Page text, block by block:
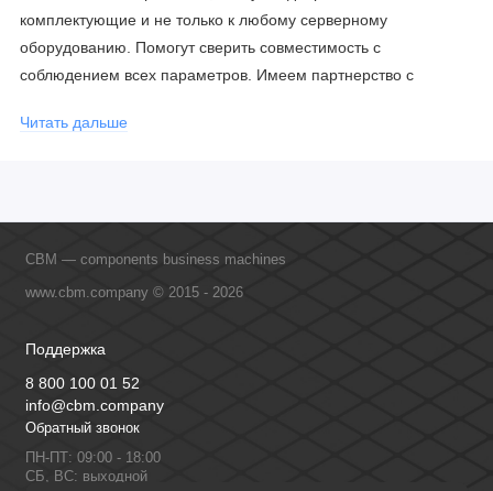
комплектующие и не только к любому серверному
оборудованию. Помогут сверить совместимость с
соблюдением всех параметров. Имеем партнерство с
обучение сотрудников, что позволяет исключить ошибки даже
Читать дальше
CBM — components business machines
www.cbm.company © 2015 - 2026
Поддержка
8 800 100 01 52
info@cbm.company
Обратный звонок
ПН-ПТ: 09:00 - 18:00
СБ, ВС: выходной